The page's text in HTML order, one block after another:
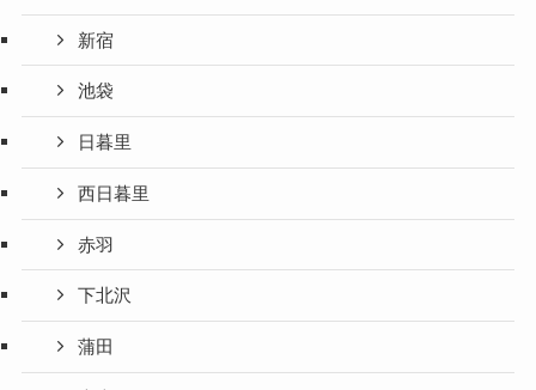
新宿
池袋
日暮里
西日暮里
赤羽
下北沢
蒲田